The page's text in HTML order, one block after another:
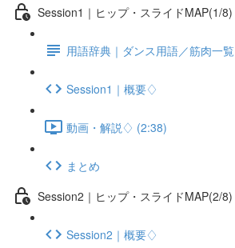
Session1｜ヒップ・スライドMAP(1/8)
用語辞典｜ダンス用語／筋肉一覧
Session1｜概要♢
動画・解説♢ (2:38)
まとめ
Session2｜ヒップ・スライドMAP(2/8)
Session2｜概要♢